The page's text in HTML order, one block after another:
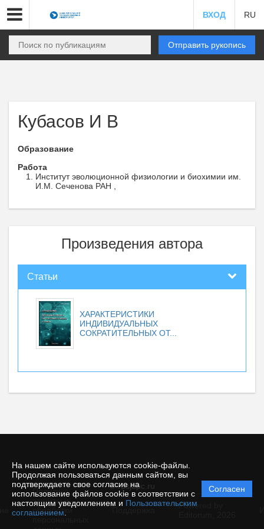
На нашем сайте используются cookie-файлы.
Продолжая пользоваться данным сайтом, вы
подтверждаете свое согласие на
использование файлов cookie в соответствии с
настоящим уведомлением и Пользовательским
соглашением
Согласен
ВХОД RU
Отправить рукопись
Кубасов И В
Образование
Работа
Институт эволюционной физиологии и биохимии им.
И.М. Сеченова РАН ,
Произведения автора
Статьи
ХАРАКТЕРИСТИКИ
ИНДИВИДУАЛЬНЫХ
СОКРАТИТЕЛЬНЫХ ОТ...
© rusjbpc.ru
Политика
защиты и
обработки
Powered by